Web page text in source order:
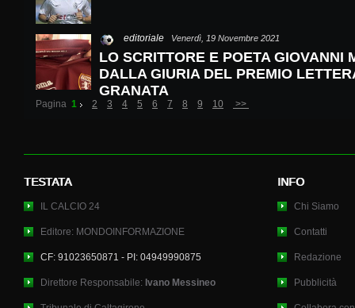
editoriale Venerdì, 19 Novembre 2021
LO SCRITTORE E POETA GIOVANNI
DALLA GIURIA DEL PREMIO
GRANATA
Pagina 1 2 3 4 5 6 7 8 9 10 >>
TESTATA
IL CALCIO 24
Editore: MONDOINFORMAZIONE
CF: 91023650871 - PI: 04949990875
Direttore Responsabile: Ivano Messineo
INFO
Chi Siamo
Contatti
Redazione
Pubblicità